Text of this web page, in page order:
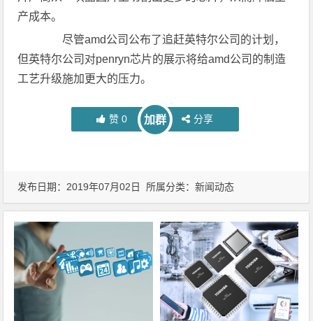
产成本。
尽管amd公司公布了追赶英特尔公司的计划，
但英特尔公司对penryn芯片的展示将给amd公司的制造
工艺升级施加更大的压力。
赞 0 加群 分享
发布日期：2019年07月02日 所属分类：新闻动态